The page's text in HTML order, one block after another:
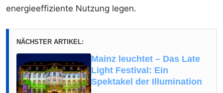
energieeffiziente Nutzung legen.
NÄCHSTER ARTIKEL:
Mainz leuchtet – Das Late
Light Festival: Ein
Spektakel der Illumination